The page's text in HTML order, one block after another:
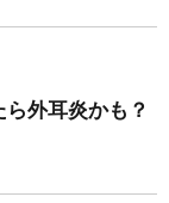
外耳炎かも？